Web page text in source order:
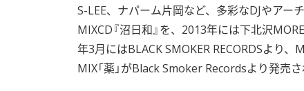
S-LEE、ナパーム片岡など、多彩なDJやア
MIXCD『沼日和』を、2013年には下北沢
年3月にはBLACK SMOKER RECORDSより
MIX「薬」がBlack Smoker Recordsより発売さ